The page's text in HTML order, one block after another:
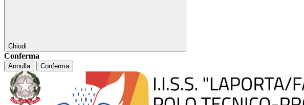
Chiudi
Conferma
Annulla Conferma